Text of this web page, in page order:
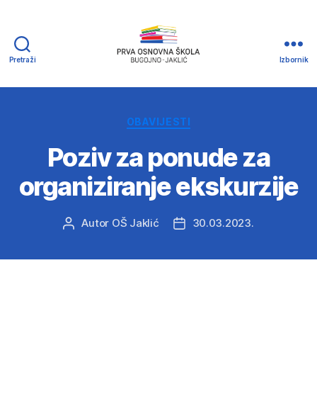
Pretraži
osnovna
Bugojno
-
Jaklić
Izbornik
Kategorije
OBAVIJESTI
Poziv za ponude za
organiziranje ekskurzije
AutorAutor OŠ Jaklić
Datum
30.03.2023.